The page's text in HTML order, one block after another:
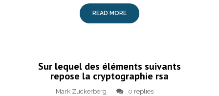
READ MORE
Sur lequel des éléments suivants
repose la cryptographie rsa
Mark Zuckerberg 0 replies